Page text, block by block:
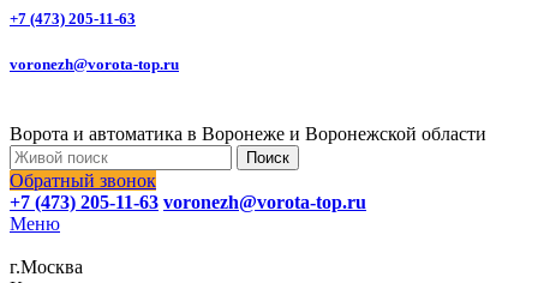
+7 (473) 205-11-63
voronezh@vorota-top.ru
Ворота и автоматика в Воронеже и Воронежской области
Поиск
Обратный звонок
+7 (473) 205-11-63 voronezh@vorota-top.ru
Меню
г.Москва